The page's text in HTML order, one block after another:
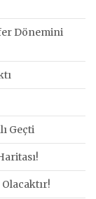
Dönemini
Geçti